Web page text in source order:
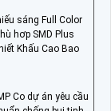
sáng Full Color
hơp SMD Plus
Khấu Cao Bao
Co dự án yêu cầu